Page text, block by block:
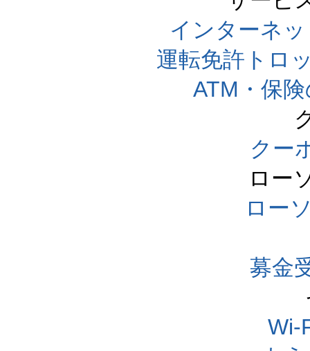
インターネ
運転免許トロ
ATM・保
クー
ロー
ロー
募金
Wi-